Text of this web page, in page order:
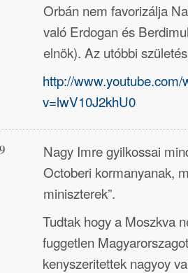
Orbán nem favorizálja
való Erdogan és
elnök). Az utóbbi
http://www.youtube.com/
v=lwV10J2khU0
Nagy Imre gyilkossai
Octoberi kormanyanak,
miniszterek”.
Tudtak hogy a Moszkva
fuggetlen
kenyszeritettek nagyoy